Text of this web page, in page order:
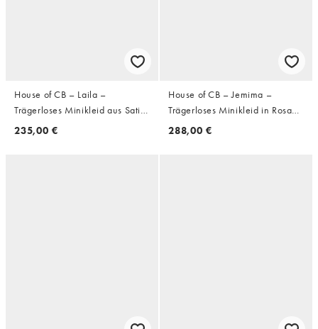
House of CB – Laila –
Trägerloses Minikleid aus Satin
in Rot mit Sanduhr-Silhouette
235,00 €
House of CB – Jemima –
Trägerloses Minikleid in Rosa
mit Lochstickerei und
288,00 €